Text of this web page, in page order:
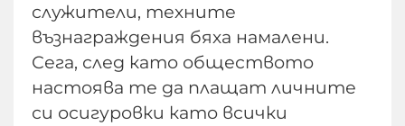
служители, техните
възнаграждения бяха намалени.
Сега, след като обществото
настоява те да плащат личните
си осигуровки като всички